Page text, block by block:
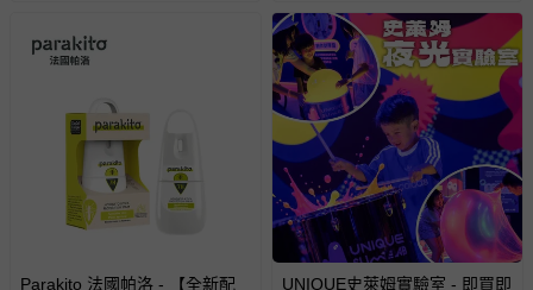
已拆封之以下類型商品：
-個人衛生用品（例如尿布、貼身衣物、泳裝、襪子、地
墊、寢具類等）。
-新生兒親膚衣物（嬰幼兒包巾與背巾、包屁衣、學習
褲、紗布衣等）。
-接觸性孕哺產品（奶嘴、奶瓶、擠乳器、哺乳衣、托腹
帶束縛衣、餐搖椅等）。
-其他原廠盒裝商品封口處已貼上「不可拆封」，或具警
示字句等說明貼紙、封條者。
Parakito 法國帕洛 - 【全新配
UNIQUE史萊姆實驗室 - 即買即